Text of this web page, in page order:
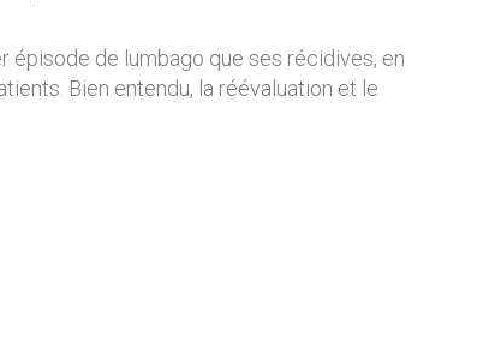
épisode de lumbago que ses récidives, en
Bien entendu, la réévaluation et le